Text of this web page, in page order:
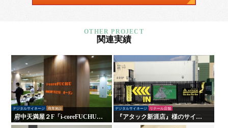
関連実績
デジタルサイネージ 商業施設
府中天満屋２F「i-coreFUCHU」
様 LED木目ウォール 他
デジタルサイネージ リテール店舗
『アタック新涯店』様のサイン
施工を行いました！